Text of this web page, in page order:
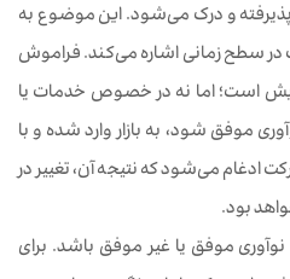
پذیرفته و درک می‌شود. این موضوع به
سطح زمانی اشاره می‌کند. فراموش
است؛ اما نه در خصوص خدمات یا
موفق شود، به بازار وارد شده و با
ادغام می‌شود که نتیجه آن، تغییر در
بود.
موفق یا غیر موفق باشد. برای